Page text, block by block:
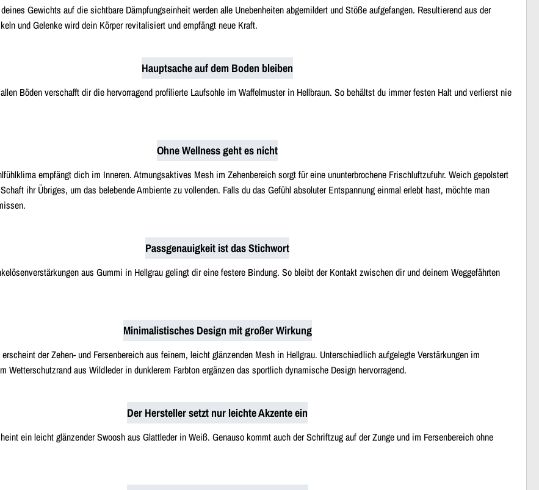
Gewichts auf die sichtbare Dämpfungseinheit werden alle Unebenheiten abgemildert und Stöße aufgefangen. Resultierend aus der
und Gelenke wird dein Körper revitalisiert und empfängt neue Kraft.
Hauptsache auf dem Boden bleiben
Böden verschafft dir die hervorragend profilierte Laufsohle im Waffelmuster in Hellbraun. So behältst du immer festen Halt und verlierst nie
Ohne Wellness geht es nicht
empfängt dich im Inneren. Atmungsaktives Mesh im Zehenbereich sorgt für eine ununterbrochene Frischluftzufuhr. Weich gepolstert
ihr Übriges, um das belebende Ambiente zu vollenden. Falls du das Gefühl absoluter Entspannung einmal erlebt hast, möchte man
Passgenauigkeit ist das Stichwort
aus Gummi in Hellgrau gelingt dir eine festere Bindung. So bleibt der Kontakt zwischen dir und deinem Weggefährten
Minimalistisches Design mit großer Wirkung
der Zehen- und Fersenbereich aus feinem, leicht glänzenden Mesh in Hellgrau. Unterschiedlich aufgelegte Verstärkungen im
Wetterschutzrand aus Wildleder in dunklerem Farbton ergänzen das sportlich dynamische Design hervorragend.
Der Hersteller setzt nur leichte Akzente ein
ein leicht glänzender Swoosh aus Glattleder in Weiß. Genauso kommt auch der Schriftzug auf der Zunge und im Fersenbereich ohne